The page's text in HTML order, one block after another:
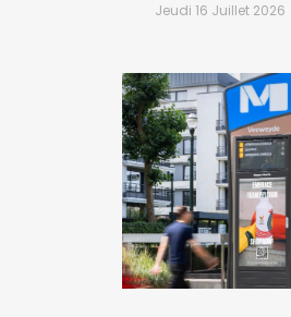
Jeudi 16 Juillet 2026